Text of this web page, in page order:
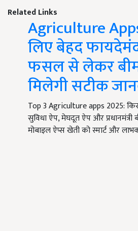
Related Links
Agriculture
लिए बेहद
फसल से लेकर
मिलेगी सटीक
Top 3 Agriculture apps 2025:
सुविधा ऐप, मेघदूत ऐप और प्रधानमंत्री
मोबाइल ऐप्स खेती को स्मार्ट और